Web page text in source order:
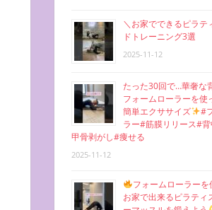
＼お家でできるピラテ
ドトレーニング3選
2025-11-12
たった30回で…華奢な
フォームローラーを使
簡単エクササイズ
#
ラー#筋膜リリース#
甲骨剥がし#痩せる
2025-11-12
フォームローラーを
お家で出来るピラティ